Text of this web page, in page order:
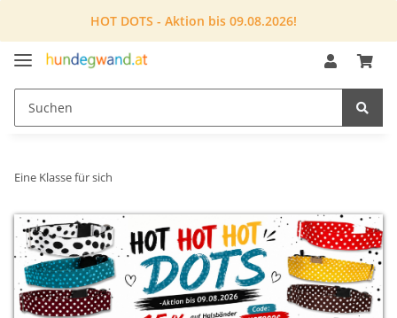
HOT DOTS - Aktion bis 09.08.2026!
Eine Klasse für sich